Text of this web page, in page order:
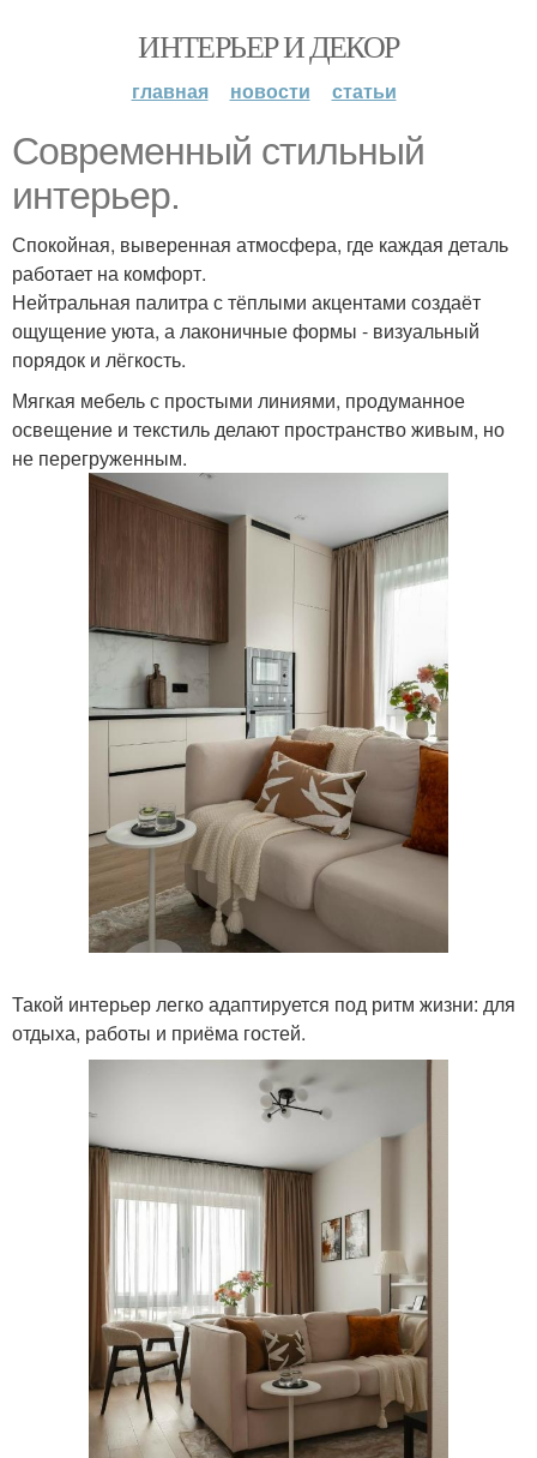
ИНТЕРЬЕР И ДЕКОР
главная новости статьи
Современный стильный
интерьер.
Спокойная, выверенная атмосфера, где каждая деталь
работает на комфорт.
Нейтральная палитра с тёплыми акцентами создаёт
ощущение уюта, а лаконичные формы - визуальный
порядок и лёгкость.
Мягкая мебель с простыми линиями, продуманное
освещение и текстиль делают пространство живым, но
не перегруженным.
Такой интерьер легко адаптируется под ритм жизни: для
отдыха, работы и приёма гостей.